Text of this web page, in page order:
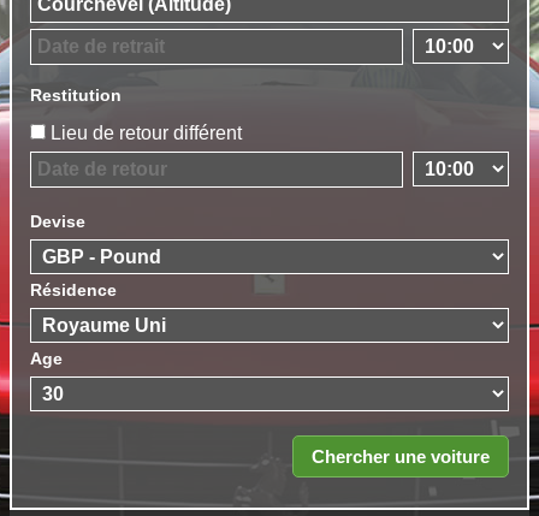
Restitution
Lieu de retour différent
Devise
Résidence
Age